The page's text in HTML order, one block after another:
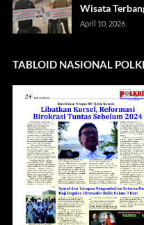
Wisata
April 10, 2026
TABLOID NASIONAL